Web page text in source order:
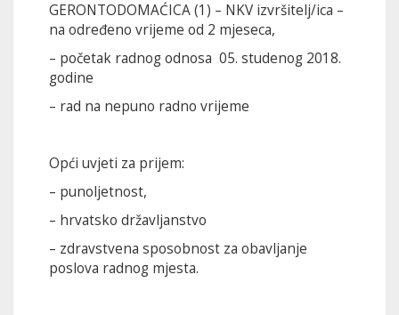
GERONTODOMAĆICA (1) – NKV izvršitelj/ica –
na određeno vrijeme od 2 mjeseca,
– početak radnog odnosa 05. studenog 2018.
godine
– rad na nepuno radno vrijeme
Opći uvjeti za prijem:
– punoljetnost,
– hrvatsko državljanstvo
– zdravstvena sposobnost za obavljanje
poslova radnog mjesta.